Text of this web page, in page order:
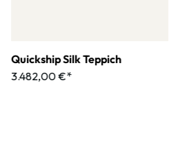
Quickship Silk Teppich
3.482,00 €*